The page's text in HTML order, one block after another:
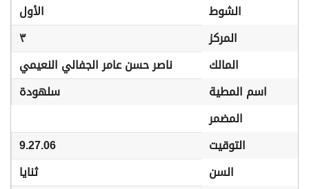
الشوط
الأول
المركز
٣
المالك
ناصر حسن عامر الجفالي النعيمي
اسم المطية
سلهودة
المضمر
التوقيت
9.27.06
السن
ثنايا